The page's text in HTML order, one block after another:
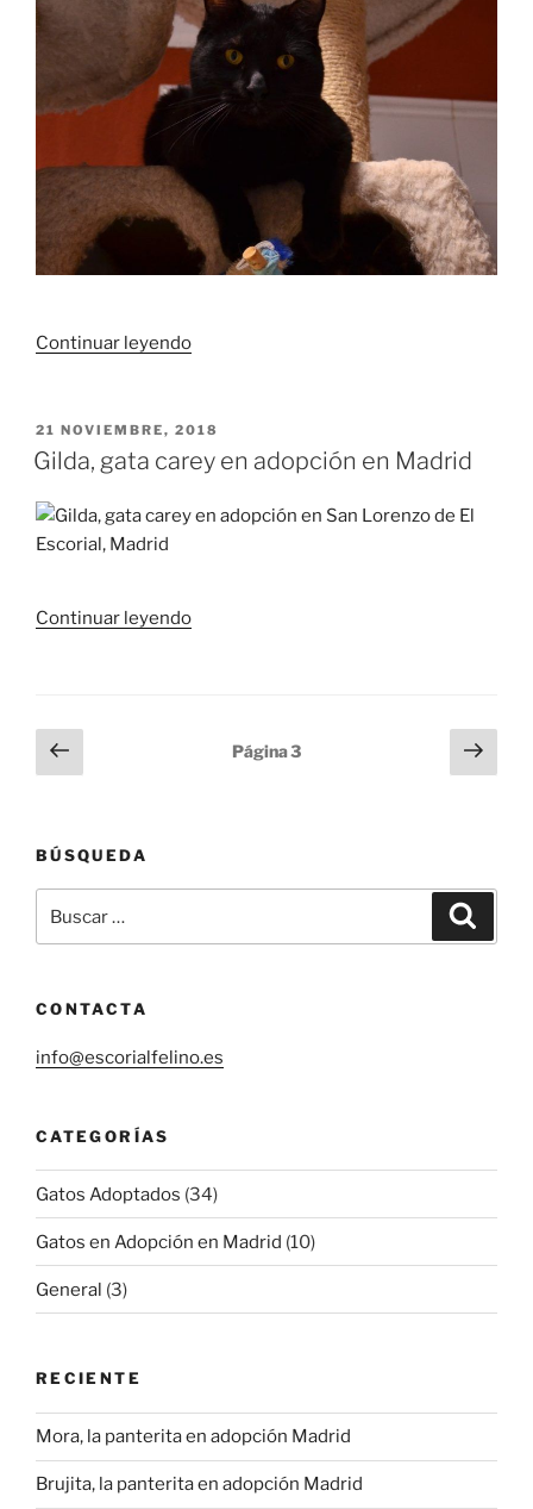
Continuar leyendo«Pumucky,
en
adopción
Madrid»
PUBLICADO
EL
21 NOVIEMBRE, 2018
Gilda, gata carey en adopción en Madrid
Continuar leyendo«Gilda,
Paginación
de
Página
anterior
Página3
BÚSQUEDA
por:
CONTACTA
info@escorialfelino.es
CATEGORÍAS
Gatos Adoptados (34)
Gatos en Adopción en Madrid (10)
General (3)
RECIENTE
Mora, la panterita en adopción Madrid
Brujita, la panterita en adopción Madrid